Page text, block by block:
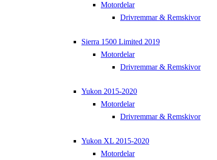
Motordelar
Drivremmar & Remskivor
Sierra 1500 Limited 2019
Motordelar
Drivremmar & Remskivor
Yukon 2015-2020
Motordelar
Drivremmar & Remskivor
Yukon XL 2015-2020
Motordelar